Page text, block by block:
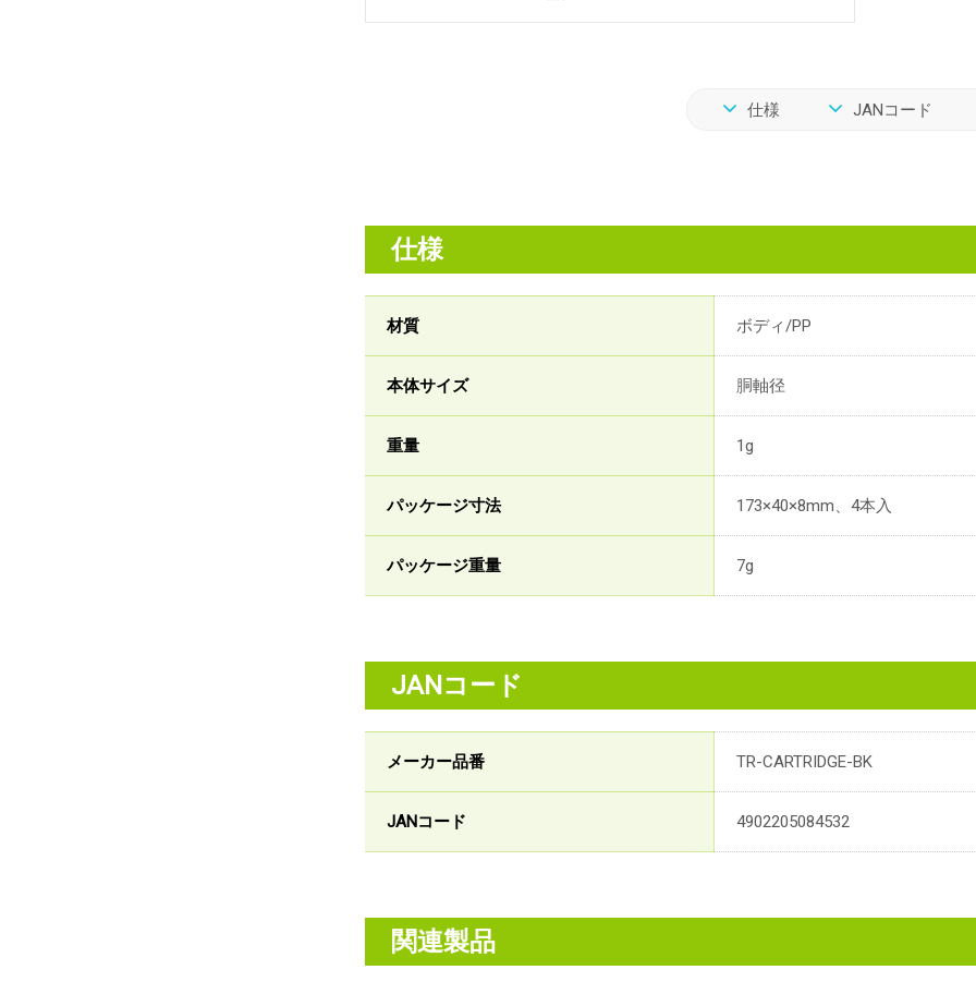
仕様 JANコード
仕様
材質 ボディ/PP
本体サイズ 胴軸径
重量 1g
パッケージ寸法 173×40×8mm、4本入
パッケージ重量 7g
JANコード
メーカー品番 TR-CARTRIDGE-BK
JANコード 4902205084532
関連製品